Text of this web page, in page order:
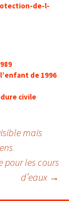
de-l-
de 1996
civile
mais
pour les cours
d’eaux →